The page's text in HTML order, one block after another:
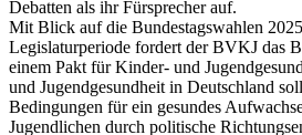
Debatten als ihr Fürsprecher auf.
Mit Blick auf die Bundestagswahlen
Legislaturperiode fordert der BVKJ das
einem Pakt für Kinder- und
und Jugendgesundheit in Deutschland
Bedingungen für ein gesundes
Jugendlichen durch politische